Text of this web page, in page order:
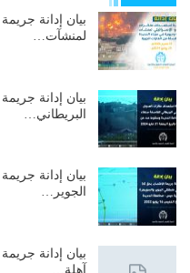
بيان إدانة
لمنشآت…
بيان إدانة
البريطاني…
الجوير…
بيان إدانة
آهلة…